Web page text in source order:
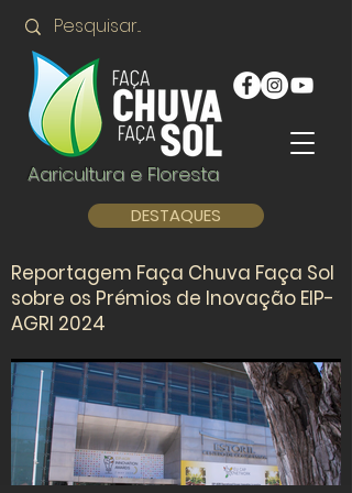
Agricultura e Floresta
DESTAQUES
Reportagem Faça Chuva Faça Sol
sobre os Prémios de Inovação EIP-
AGRI 2024